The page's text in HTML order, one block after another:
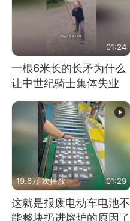
01:24
一根6米长的长矛为什么
让中世纪骑士集体失业
19.6万 次播放 01:29
这就是报废电动车电池不
能整块扔进熔炉的原因了